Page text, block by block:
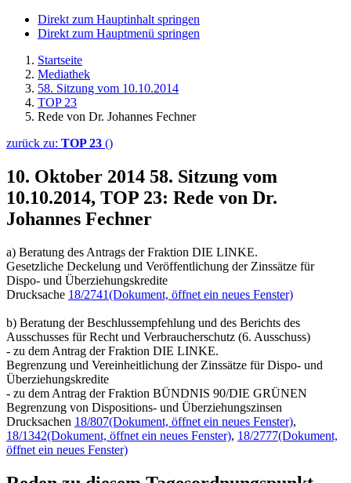
Direkt zum Hauptinhalt springen
Direkt zum Hauptmenü springen
Startseite
Mediathek
58. Sitzung vom 10.10.2014
TOP 23
Rede von Dr. Johannes Fechner
zurück zu: TOP 23 ()
10. Oktober 2014 58. Sitzung vom
10.10.2014, TOP 23: Rede von Dr.
Johannes Fechner
a) Beratung des Antrags der Fraktion DIE LINKE.
Gesetzliche Deckelung und Veröffentlichung der Zinssätze für
Dispo- und Überziehungskredite
Drucksache 18/2741(Dokument, öffnet ein neues Fenster)
b) Beratung der Beschlussempfehlung und des Berichts des
Ausschusses für Recht und Verbraucherschutz (6. Ausschuss)
- zu dem Antrag der Fraktion DIE LINKE.
Begrenzung und Vereinheitlichung der Zinssätze für Dispo- und
Überziehungskredite
- zu dem Antrag der Fraktion BÜNDNIS 90/DIE GRÜNEN
Begrenzung von Dispositions- und Überziehungszinsen
Drucksachen 18/807(Dokument, öffnet ein neues Fenster),
18/1342(Dokument, öffnet ein neues Fenster), 18/2777(Dokument,
öffnet ein neues Fenster)